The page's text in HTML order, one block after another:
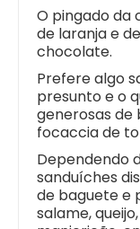
O pingado da
de laranja e
chocolate.
Prefere algo
presunto e o
generosas
focaccia de
Dependendo
sanduíches
de baguete e
salame,